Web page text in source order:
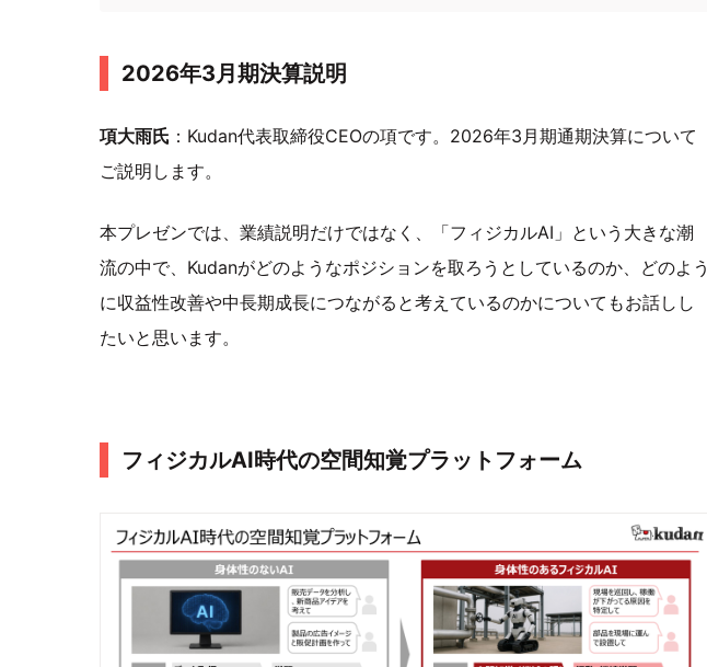
2026年3月期決算説明
項大雨氏 ：Kudan代表取締役CEOの項です。2026年3月期通期決算について
ご説明します。
本プレゼンでは、業績説明だけではなく、「フィジカルAI」という大きな潮
流の中で、Kudanがどのようなポジションを取ろうとしているのか、どのよう
に収益性改善や中長期成長につながると考えているのかについてもお話しし
たいと思います。
フィジカルAI時代の空間知覚プラットフォーム